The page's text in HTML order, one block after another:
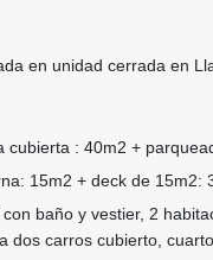
en unidad cerrada en
cubierta : 40m2 +
15m2 + deck de 15m2:
baño y vestier, 2
dos carros cubierto,